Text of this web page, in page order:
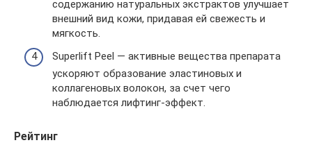
содержанию натуральных экстрактов улучшает
внешний вид кожи, придавая ей свежесть и
мягкость.
Superlift Peel — активные вещества препарата
ускоряют образование эластиновых и
коллагеновых волокон, за счет чего
наблюдается лифтинг-эффект.
Рейтинг